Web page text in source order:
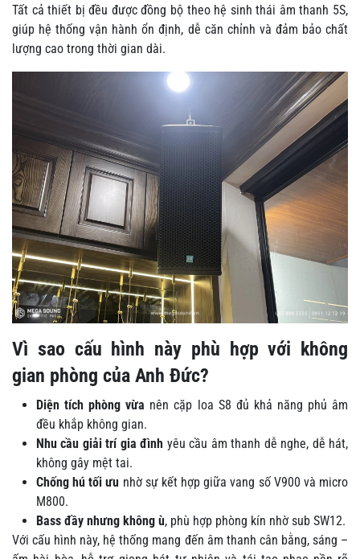
Tất cả thiết bị đều được đồng bộ theo hệ sinh thái âm thanh 5S,
giúp hệ thống vận hành ổn định, dễ căn chỉnh và đảm bảo chất
lượng cao trong thời gian dài.
Vì sao cấu hình này phù hợp với không
gian phòng của Anh Đức?
Diện tích phòng vừa nên cặp loa S8 đủ khả năng phủ âm
đều khắp không gian.
Nhu cầu giải trí gia đình yêu cầu âm thanh dễ nghe, dễ hát,
không gây mệt tai.
Chống hú tối ưu nhờ sự kết hợp giữa vang số V900 và micro
M800.
Bass đầy nhưng không ù, phù hợp phòng kín nhờ sub SW12.
Với cấu hình này, hệ thống mang đến âm thanh cân bằng, sáng –